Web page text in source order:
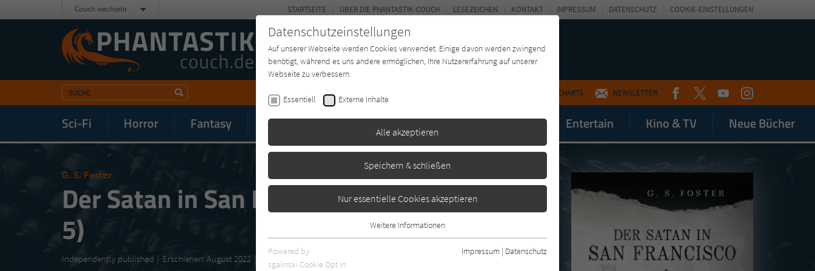
CHARTS NEWSLETTER FACEBOOKTWITTERYOUTUBEINSTAGRAM
Sci-Fi Horror Fantasy Mystery Buchtyp Autor*in Magazin Entertain Kino & TV Neue Bücher
STARTSEITE ÜBER DIE PHANTASTIK-COUCH LESEZEICHEN KONTAKT IMPRESSUM DATENSCHUTZ COOKIE-EINSTELLUNGEN
Couch wechseln
G. S. Foster
Der Satan in San Francisco (Penny Archer
5)
‎Independently published Erschienen: August 2022
Datenschutzeinstellungen
Auf unserer Webseite werden Cookies verwendet. Einige davon werden zwingend
benötigt, während es uns andere ermöglichen, Ihre Nutzererfahrung auf unserer
Webseite zu verbessern.
Essentiell Externe Inhalte
Alle akzeptieren
Speichern & schließen
Nur essentielle Cookies akzeptieren
Essentielle Cookies werden für grundlegende Funktionen der Webseite
benötigt. Dadurch ist gewährleistet, dass die Webseite einwandfrei
Weitere Informationen
Powered by
sgalinski Cookie Opt In
Impressum | Datenschutz